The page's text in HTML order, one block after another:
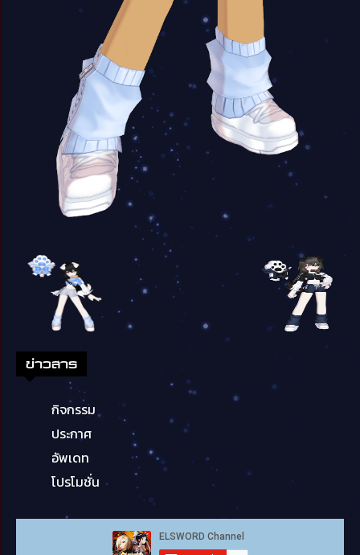
ข่าวสาร
กิจกรรม
ประกาศ
อัพเดท
โปรโมชั่น